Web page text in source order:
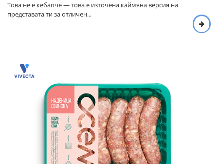
Това не е кебапче — това е източена каймяна версия на
представата ти за отличен...